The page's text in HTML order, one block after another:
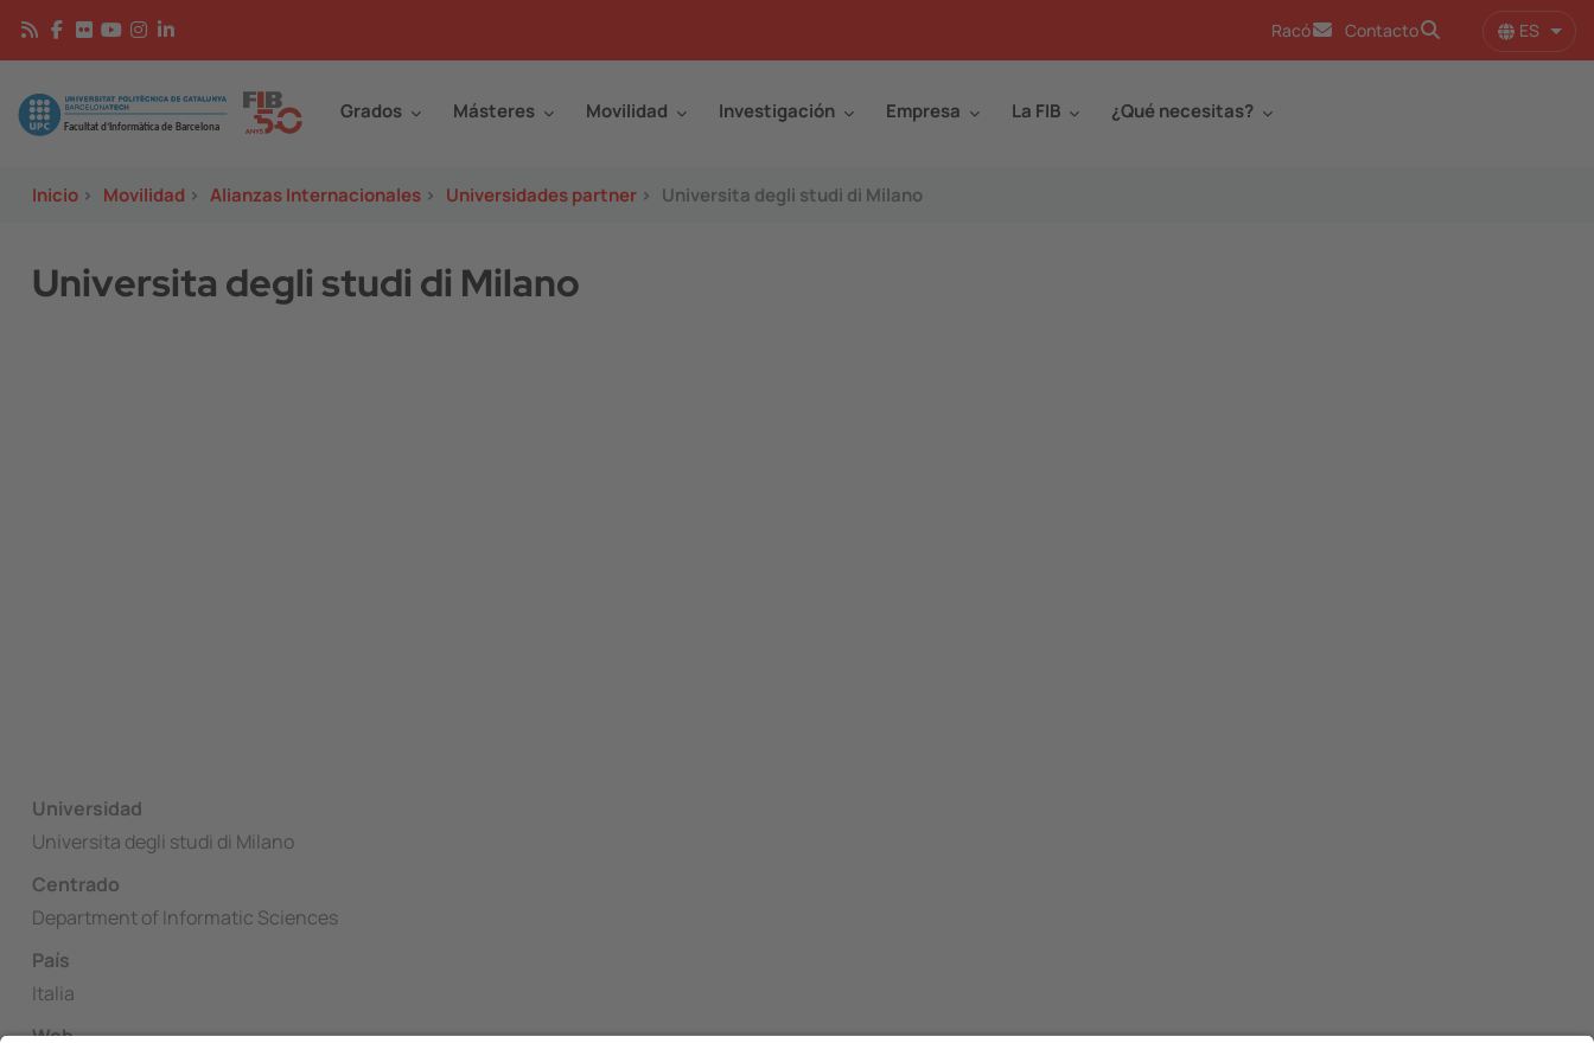
Pasar al contenido principal
Racó Contacto ES
Image Grados Másteres Movilidad Investigación Empresa La FIB ¿Qué necesitas?
Inicio > Movilidad > Alianzas Internacionales > Universidades partner > Universita degli studi di Milano
Universita degli studi di Milano
Universidad
Universita degli studi di Milano
Centrado
Department of Informatic Sciences
País
Italia
Web